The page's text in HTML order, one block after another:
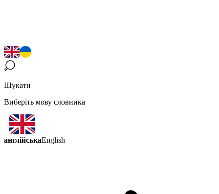
Шукати
Виберіть мову словника
англійськаEnglish